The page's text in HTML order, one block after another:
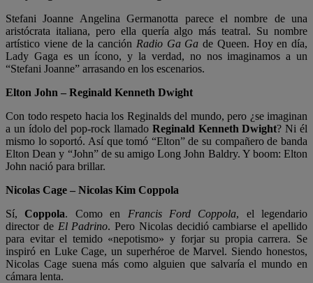
Stefani Joanne Angelina Germanotta parece el nombre de una
aristócrata italiana, pero ella quería algo más teatral. Su nombre
artístico viene de la canción Radio Ga Ga de Queen. Hoy en día,
Lady Gaga es un ícono, y la verdad, no nos imaginamos a un
“Stefani Joanne” arrasando en los escenarios.
Elton John – Reginald Kenneth Dwight
Con todo respeto hacia los Reginalds del mundo, pero ¿se imaginan
a un ídolo del pop-rock llamado Reginald Kenneth Dwight? Ni él
mismo lo soportó. Así que tomó “Elton” de su compañero de banda
Elton Dean y “John” de su amigo Long John Baldry. Y boom: Elton
John nació para brillar.
Nicolas Cage – Nicolas Kim Coppola
Sí,Coppola. Como en Francis Ford Coppola, el legendario
director de El Padrino. Pero Nicolas decidió cambiarse el apellido
para evitar el temido «nepotismo» y forjar su propia carrera. Se
inspiró en Luke Cage, un superhéroe de Marvel. Siendo honestos,
Nicolas Cage suena más como alguien que salvaría el mundo en
cámara lenta.